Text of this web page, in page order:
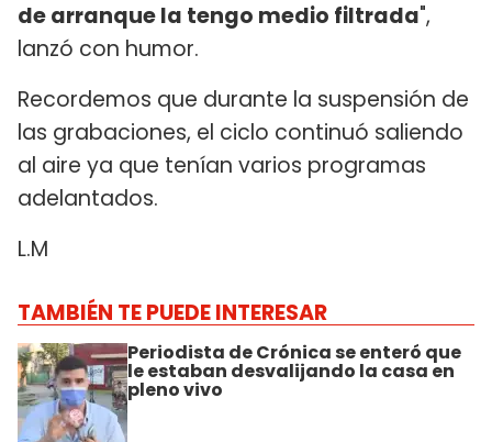
de arranque la tengo medio filtrada",
lanzó con humor.
Recordemos que durante la suspensión de
las grabaciones, el ciclo continuó saliendo
al aire ya que tenían varios programas
adelantados.
L.M
TAMBIÉN TE PUEDE INTERESAR
Periodista de Crónica se enteró que
le estaban desvalijando la casa en
pleno vivo